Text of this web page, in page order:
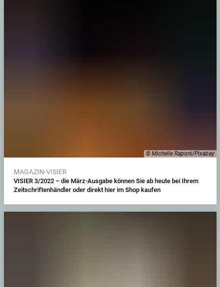
© Michelle Raponi/Pixabay
MAGAZIN-VISIER
VISIER 3/2022 – die März-Ausgabe können Sie ab heute bei Ihrem
Zeitschriftenhändler oder direkt hier im Shop kaufen